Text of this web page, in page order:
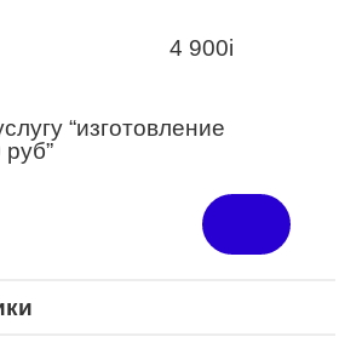
4 900i
“изготовление